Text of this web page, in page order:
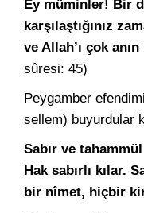
Ey müminler! Bir
karşılaştığınız
ve Allah’ı çok
sûresi: 45)
Peygamber
sellem) buyurdular
Sabır ve
Hak sabırlı kılar.
bir nîmet, hiçbir